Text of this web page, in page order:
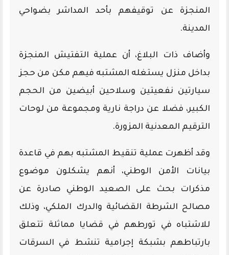
المنجزة عن توقيفهم بأحد المداشر بضواحي
المدينة.
وأضاف ذات البلاغ، أن عملية التفتيش المنجزة
بداخل منزل يستغله المشتبه فيهم مكن من حجز
سيارتين نفعيتين وسلاحين أبيضين من الحجم
الكبير، فضلا عن دراجة نارية ومجموعة من لوحات
الترقيم المعدنية المزورة.
وقد أظهرت عملية تنقيط المشتبه بهم في قاعدة
بيانات الأمن الوطني، أنهم يشكلون موضوع
مذكرات بحث على الصعيد الوطني صادرة عن
مصالح الشرطة القضائية والدرك الملكي، وذلك
للاشتباه في تورطهم في قضايا مماثلة تتعلق
بارتباطهم بشبكة إجرامية تنشط في السرقات